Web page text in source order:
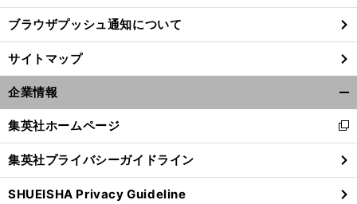
ブラウザプッシュ通知について
サイトマップ
企業情報
閉
る
集英社ホームページ
新
し
い
ウ
ィ
集英社プライバシーガイドライン
SHUEISHA Privacy Guideline